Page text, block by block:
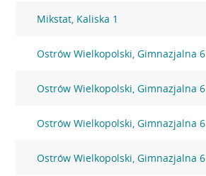
Mikstat, Kaliska 1
Ostrów Wielkopolski, Gimnazjalna 6
Ostrów Wielkopolski, Gimnazjalna 6
Ostrów Wielkopolski, Gimnazjalna 6
Ostrów Wielkopolski, Gimnazjalna 6